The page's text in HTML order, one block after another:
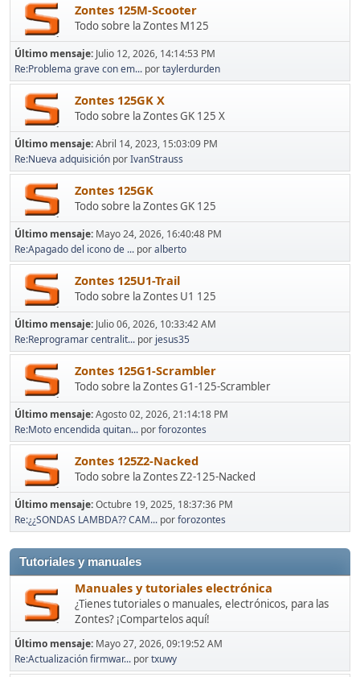
Zontes 125M-Scooter
Todo sobre la Zontes M125
Último mensaje: Julio 12, 2026, 14:14:53 PM
Re:Problema grave con em... portaylerdurden
Zontes 125GK X
Todo sobre la Zontes GK 125 X
Último mensaje:Abril 14, 2023, 15:03:09 PM
Re:Nueva adquisición porIvanStrauss
Zontes 125GK
Todo sobre la Zontes GK 125
Último mensaje: Mayo 24, 2026, 16:40:48 PM
Re:Apagado del icono de ... poralberto
Zontes 125U1-Trail
Todo sobre la Zontes U1 125
Último mensaje: Julio 06, 2026, 10:33:42 AM
Re:Reprogramar centralit... por jesus35
Zontes 125G1-Scrambler
Todo sobre la Zontes G1-125-Scrambler
Último mensaje:Agosto 02, 2026, 21:14:18 PM
Re:Moto encendida quitan... porforozontes
Zontes 125Z2-Nacked
Todo sobre la Zontes Z2-125-Nacked
Último mensaje:Octubre 19, 2025, 18:37:36 PM
Re:¿¿SONDAS LAMBDA?? CAM... porforozontes
Tutoriales y manuales
Manuales y tutoriales electrónica
¿Tienes tutoriales o manuales, electrónicos, para las
Zontes? ¡Compartelos aquí!
Último mensaje: Mayo 27, 2026, 09:19:52 AM
Re:Actualización firmwar... portxuwy